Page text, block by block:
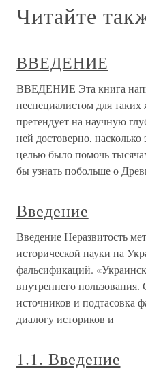
Читайте
ВВЕДЕНИЕ
ВВЕДЕНИЕ Эта книга
неспециалистом для
претендует на научную
ней достоверно,
целью было помочь
бы узнать побольше о
Введение
Введение Неразвитость
исторической науки на
фальсификаций.
внутреннего
источников и подтасовка
диалогу историков и
1.1. Введение